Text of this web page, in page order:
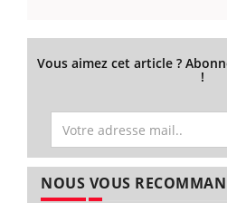
Vous aimez cet article ?
!
NOUS VOUS